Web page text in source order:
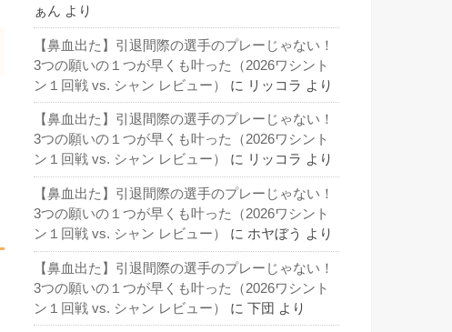
ぁん より
【鼻血出た】引退間際の選手のプレーじゃない！
3つの願いの１つが早くも叶った（2026ワシント
ン１回戦 vs. シャン レビュー）
に リッコラ より
【鼻血出た】引退間際の選手のプレーじゃない！
3つの願いの１つが早くも叶った（2026ワシント
ン１回戦 vs. シャン レビュー）
に リッコラ より
【鼻血出た】引退間際の選手のプレーじゃない！
3つの願いの１つが早くも叶った（2026ワシント
ン１回戦 vs. シャン レビュー）
に ホヤぼう より
【鼻血出た】引退間際の選手のプレーじゃない！
3つの願いの１つが早くも叶った（2026ワシント
ン１回戦 vs. シャン レビュー）
に 下団 より